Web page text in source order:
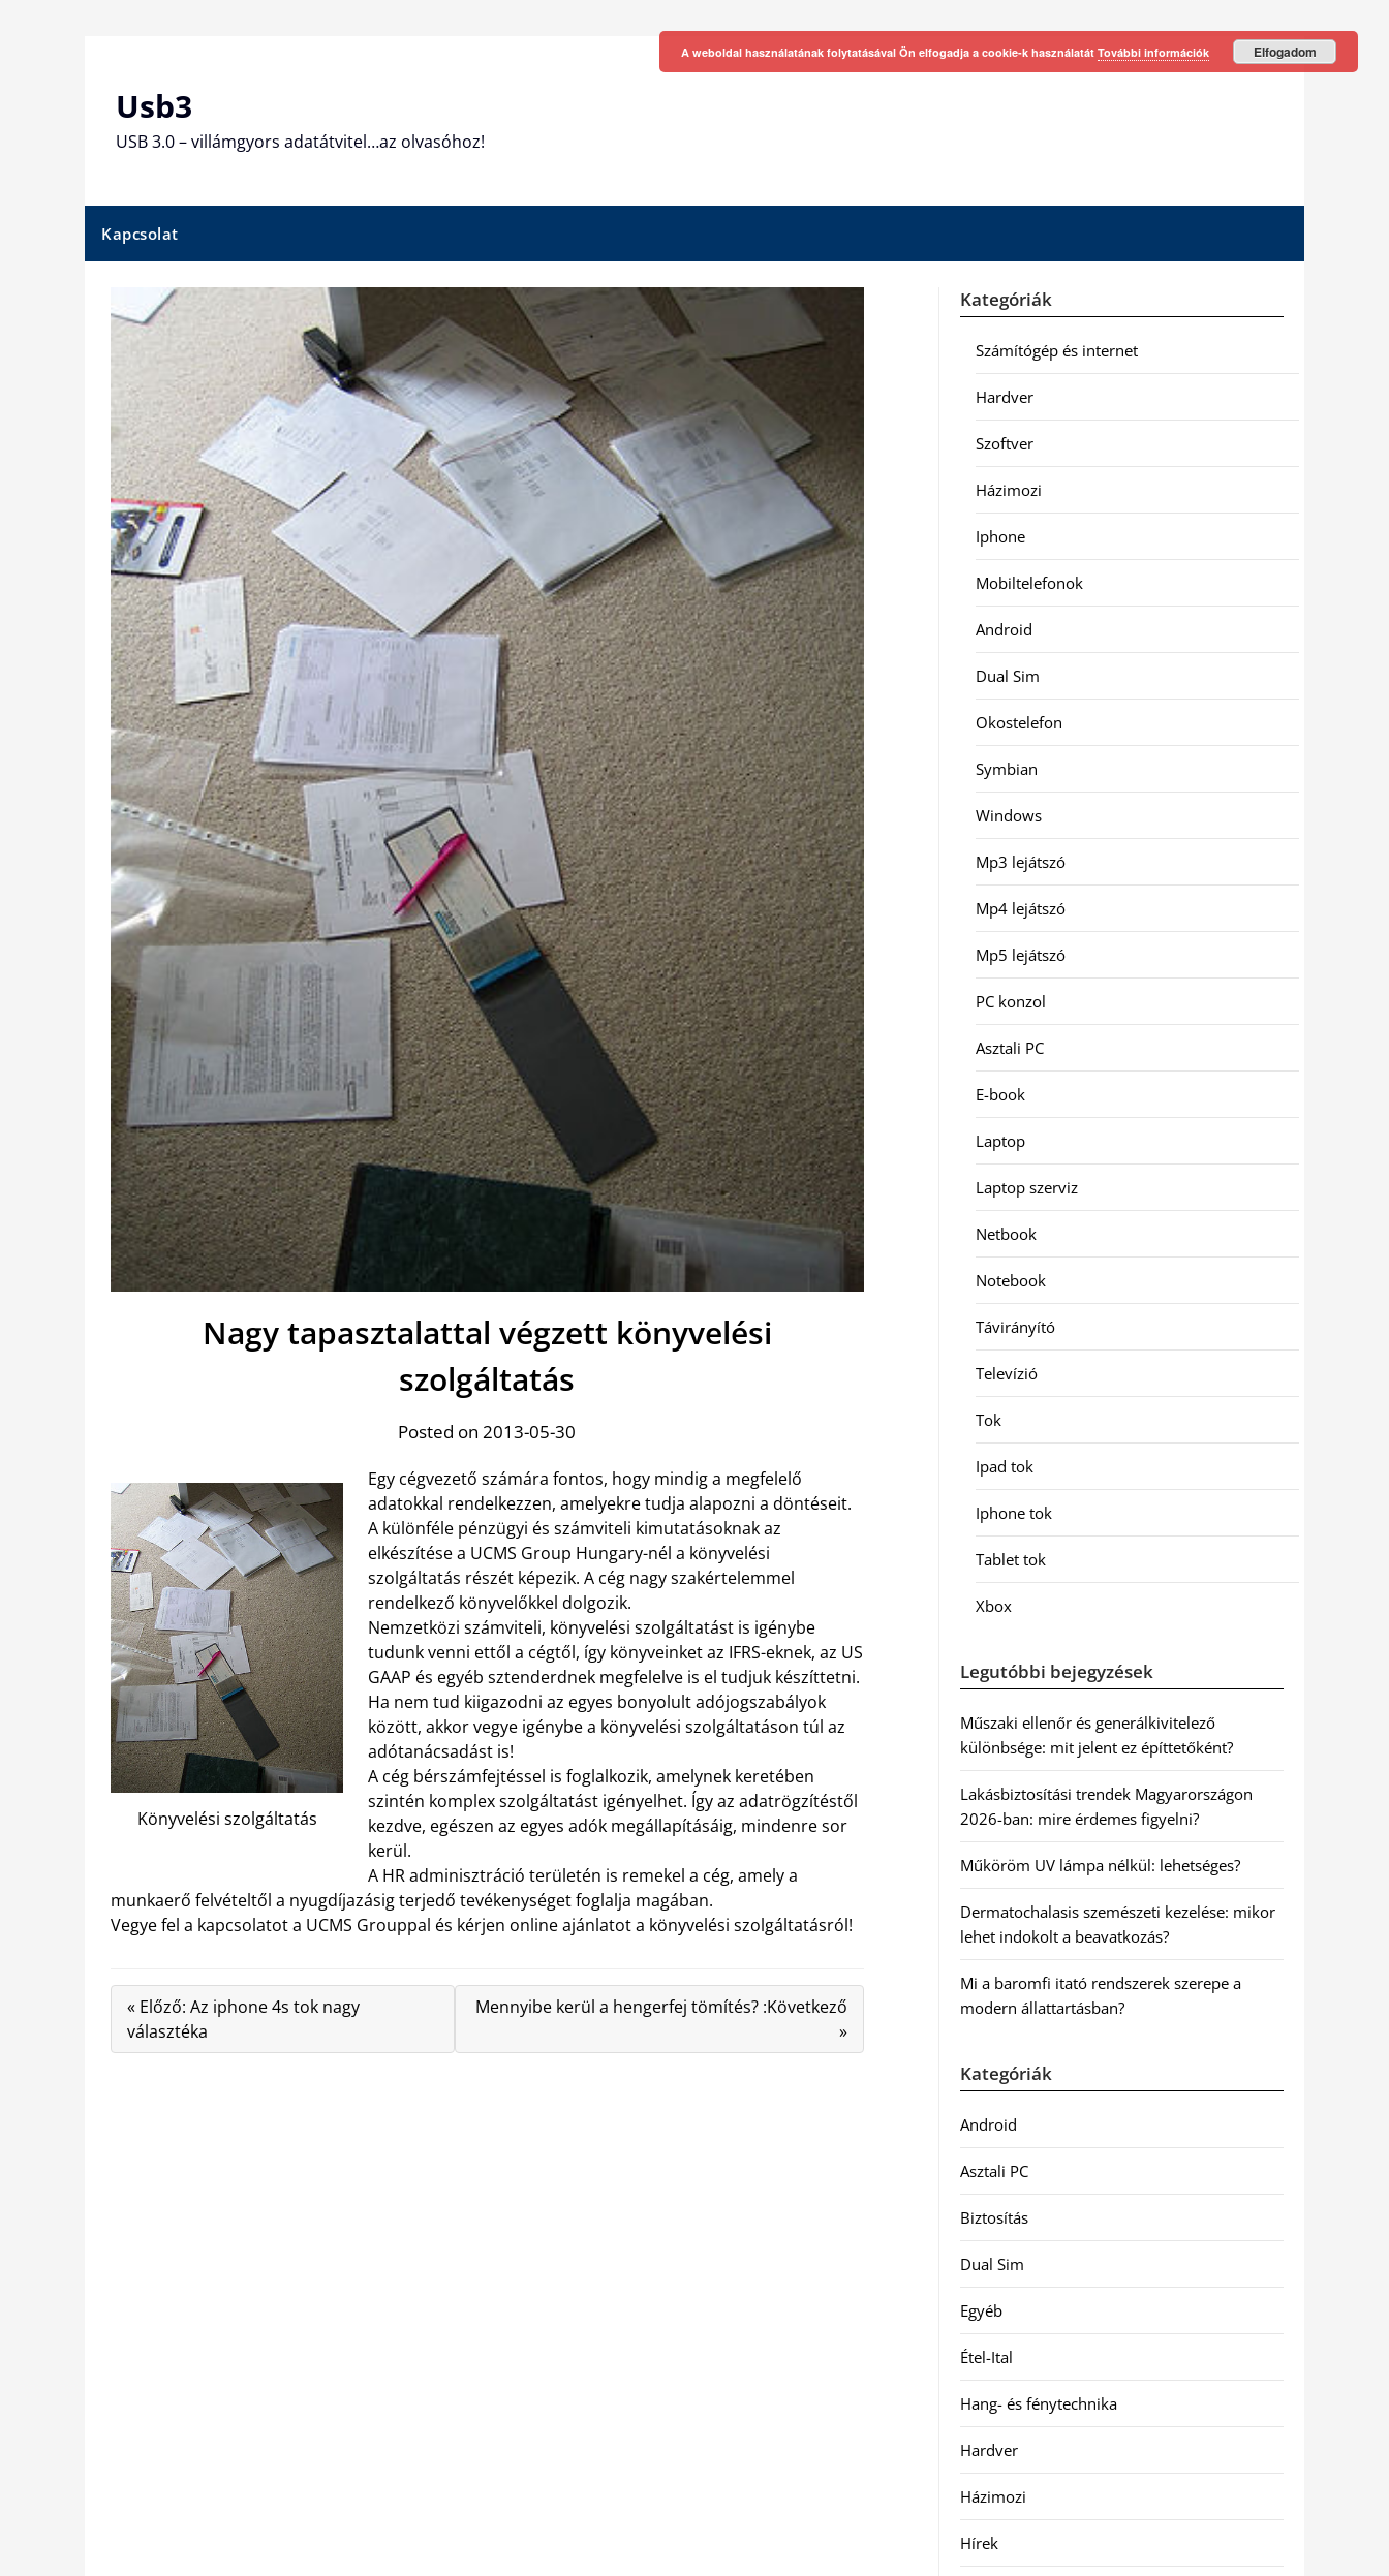
Usb3
USB 3.0 – villámgyors adatátvitel…az olvasóhoz!
Kapcsolat
Nagy tapasztalattal végzett könyvelési
szolgáltatás
Posted on 2013-05-30
Könyvelési szolgáltatás
Egy cégvezető számára fontos, hogy mindig a megfelelő
adatokkal rendelkezzen, amelyekre tudja alapozni a döntéseit.
A különféle pénzügyi és számviteli kimutatásoknak az
elkészítése a UCMS Group Hungary-nél a könyvelési
szolgáltatás részét képezik. A cég nagy szakértelemmel
rendelkező könyvelőkkel dolgozik.
Nemzetközi számviteli, könyvelési szolgáltatást is igénybe
tudunk venni ettől a cégtől, így könyveinket az IFRS-eknek, az US
GAAP és egyéb sztenderdnek megfelelve is el tudjuk készíttetni.
Ha nem tud kiigazodni az egyes bonyolult adójogszabályok
között, akkor vegye igénybe a könyvelési szolgáltatáson túl az
adótanácsadást is!
A cég bérszámfejtéssel is foglalkozik, amelynek keretében
szintén komplex szolgáltatást igényelhet. Így az adatrögzítéstől
kezdve, egészen az egyes adók megállapításáig, mindenre sor
kerül.
A HR adminisztráció területén is remekel a cég, amely a
munkaerő felvételtől a nyugdíjazásig terjedő tevékenységet foglalja magában.
Vegye fel a kapcsolatot a UCMS Grouppal és kérjen online ajánlatot a könyvelési szolgáltatásról!
« Előző: Az iphone 4s tok nagy
választéka
Mennyibe kerül a hengerfej tömítés? :Következő
»
Kategóriák
Számítógép és internet
Hardver
Szoftver
Házimozi
Iphone
Mobiltelefonok
Android
Dual Sim
Okostelefon
Symbian
Windows
Mp3 lejátszó
Mp4 lejátszó
Mp5 lejátszó
PC konzol
Asztali PC
E-book
Laptop
Laptop szerviz
Netbook
Notebook
Távirányító
Televízió
Tok
Ipad tok
Iphone tok
Tablet tok
Xbox
Legutóbbi bejegyzések
Műszaki ellenőr és generálkivitelező
különbsége: mit jelent ez építtetőként?
Lakásbiztosítási trendek Magyarországon
2026-ban: mire érdemes figyelni?
Műköröm UV lámpa nélkül: lehetséges?
Dermatochalasis szemészeti kezelése: mikor
lehet indokolt a beavatkozás?
Mi a baromfi itató rendszerek szerepe a
modern állattartásban?
Kategóriák
Android
Asztali PC
Biztosítás
Dual Sim
Egyéb
Étel-Ital
Hang- és fénytechnika
Hardver
Házimozi
Hírek
A weboldal használatának folytatásával Ön elfogadja a cookie-k használatát További információk Elfogadom